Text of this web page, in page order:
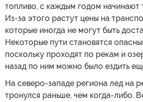
топливо, с каждым годом начинают
Из-за этого растут цены на
которые иногда не могут быть
Некоторые пути становятся
поскольку проходят по рекам и
назад по ним можно было ездить
На северо-западе региона лед на
тронулся раньше, чем когда-либо.